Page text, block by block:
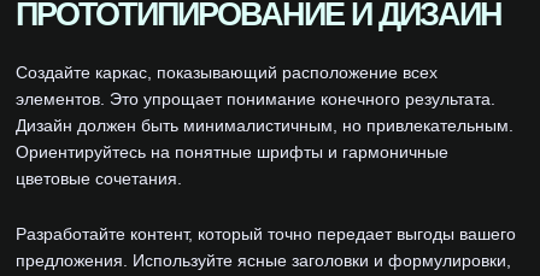
ПРОТОТИПИРОВАНИЕ И ДИЗАЙН
Создайте каркас, показывающий расположение всех
элементов. Это упрощает понимание конечного результата.
Дизайн должен быть минималистичным, но привлекательным.
Ориентируйтесь на понятные шрифты и гармоничные
цветовые сочетания.
Разработайте контент, который точно передает выгоды вашего
предложения. Используйте ясные заголовки и формулировки,